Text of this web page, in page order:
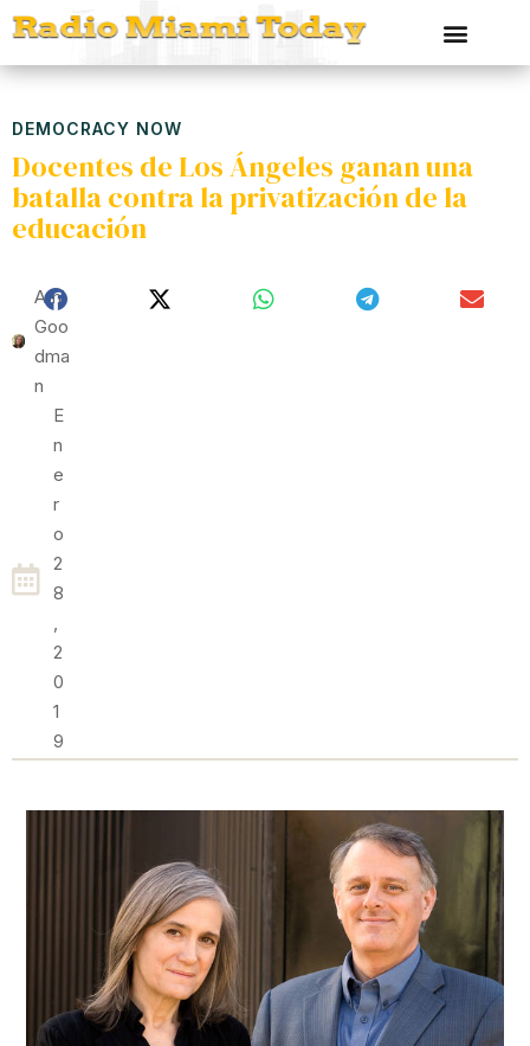
DEMOCRACY NOW
Docentes de Los Ángeles ganan una
batalla contra la privatización de la
educación
Ami
Goo
Dma
N
E
N
E
R
O
2
8
,
2
0
1
9